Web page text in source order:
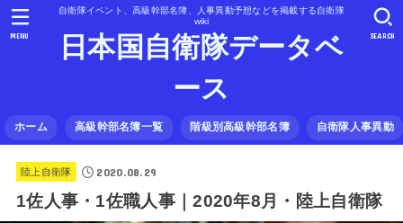
自衛隊イベント、高級幹部名簿、人事異動予想などを掲載する自衛隊
wiki
日本国自衛隊データベ
ース
ホーム 高級幹部名簿一覧 階級別高級幹部名簿 自衛隊人事異動
SEARCH
MENU
陸上自衛隊 2020.08.29
1佐人事・1佐職人事｜2020年8月・陸上自衛隊